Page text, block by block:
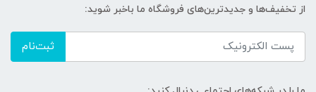
از تخفیف‌ها و جدیدترین‌های فروشگاه ما باخبر شوید:
ثبت‌نام